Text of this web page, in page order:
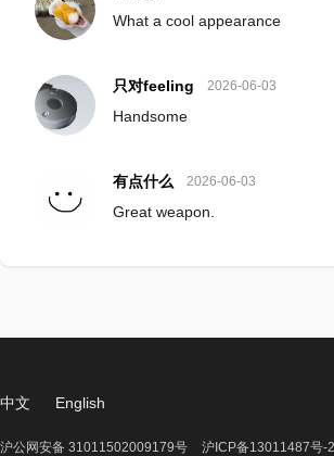
What a cool appearance
只对feeling 2026-06-03
Handsome
有点什么 2026-06-03
Great weapon.
中文 English
沪公网安备 31011502009179号 沪ICP备13011487号-2